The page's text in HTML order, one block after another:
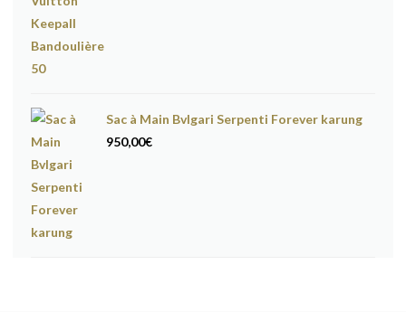
Sac à Main Bvlgari Serpenti Forever karung
950,00€